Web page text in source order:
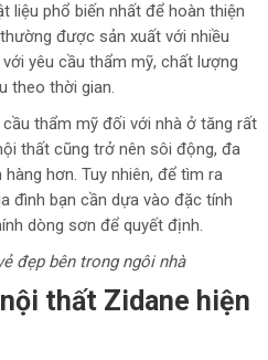
liệu phổ biến nhất để hoàn thiện
được sản xuất với nhiều
yêu cầu thẩm mỹ, chất lượng
theo thời gian.
thẩm mỹ đối với nhà ở tăng rất
thất cũng trở nên sôi động, đa
hơn. Tuy nhiên, để tìm ra
đình bạn cần dựa vào đặc tính
dòng sơn để quyết định.
đẹp bên trong ngôi nhà
thất Zidane hiện